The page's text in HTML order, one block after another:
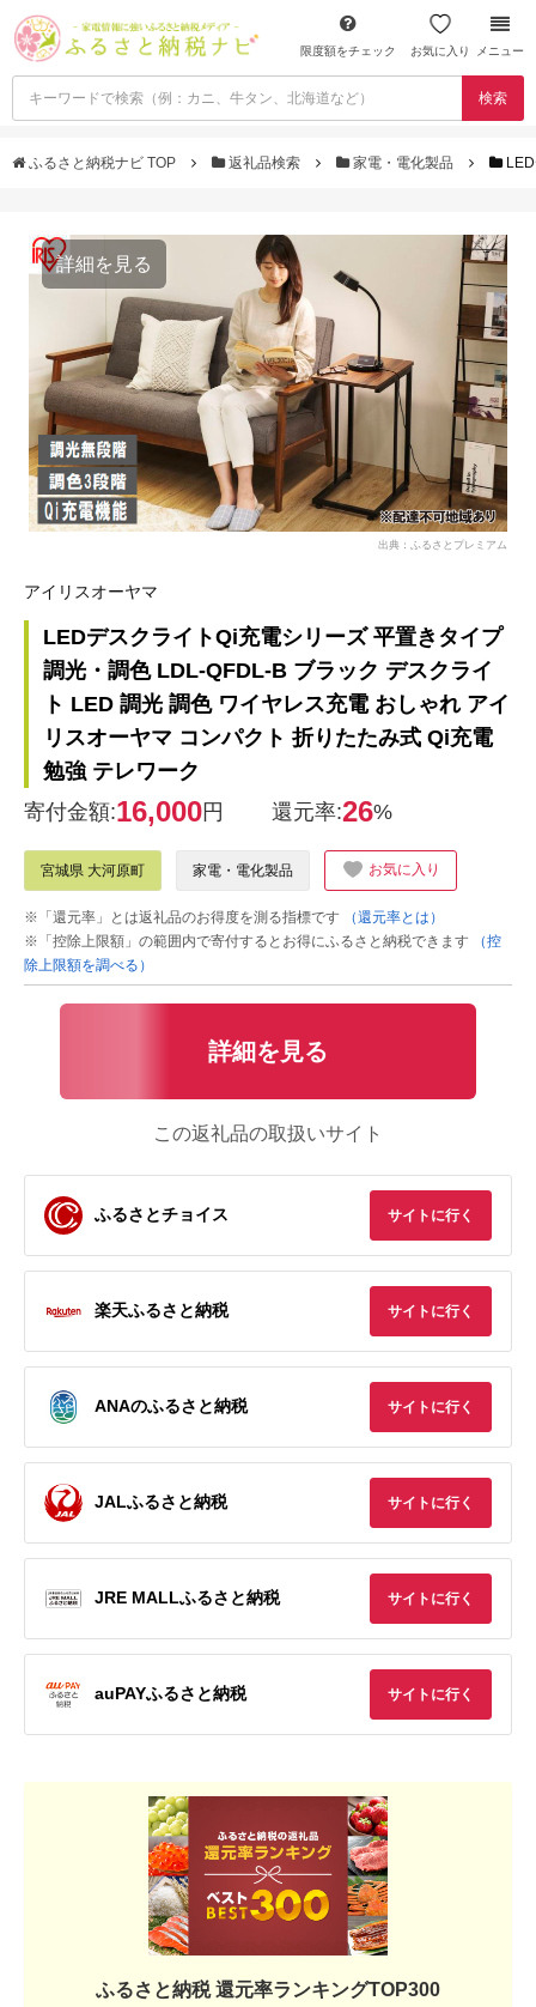
限度額をチェック お気に入り メニュー
検索
ふるさと納税ナビ TOP 返礼品検索 家電・電化製品
詳細を見る
出典：ふるさとプレミアム
アイリスオーヤマ
LEDデスクライトQi充電シリーズ 平置きタイプ
調光・調色 LDL-QFDL-B ブラック デスクライ
ト LED 調光 調色 ワイヤレス充電 おしゃれ アイ
リスオーヤマ コンパクト 折りたたみ式 Qi充電
勉強 テレワーク
寄付金額:16,000円 還元率:26%
宮城県 大河原町 家電・電化製品 お気に入り
※「還元率」とは返礼品のお得度を測る指標です
（還元率とは）
※「控除上限額」の範囲内で寄付するとお得にふるさと納税できます
（控
除上限額を調べる）
詳細を見る
この返礼品の取扱いサイト
ふるさとチョイス サイトに行く
楽天ふるさと納税 サイトに行く
ANAのふるさと納税 サイトに行く
JALふるさと納税 サイトに行く
JRE MALLふるさと納税 サイトに行く
auPAYふるさと納税 サイトに行く
ふるさと納税 還元率ランキングTOP300